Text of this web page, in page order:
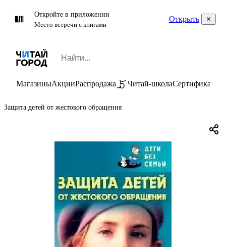
Откройте в приложении
Место встречи с книгами
Открыть
МагазиныАкцииРаспродажа Читай-школаСертификаты
Защита детей от жестокого обращения